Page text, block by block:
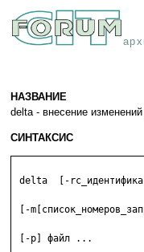
НАЗВАНИЕ
delta - внесение
СИНТАКСИС
delta  [-
[-
[-p] файл ...